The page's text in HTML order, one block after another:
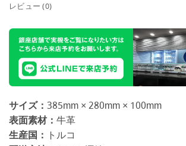
レビュー (0)
サイズ： 385mm × 280mm × 100mm
表面素材： 牛革
生産国： トルコ